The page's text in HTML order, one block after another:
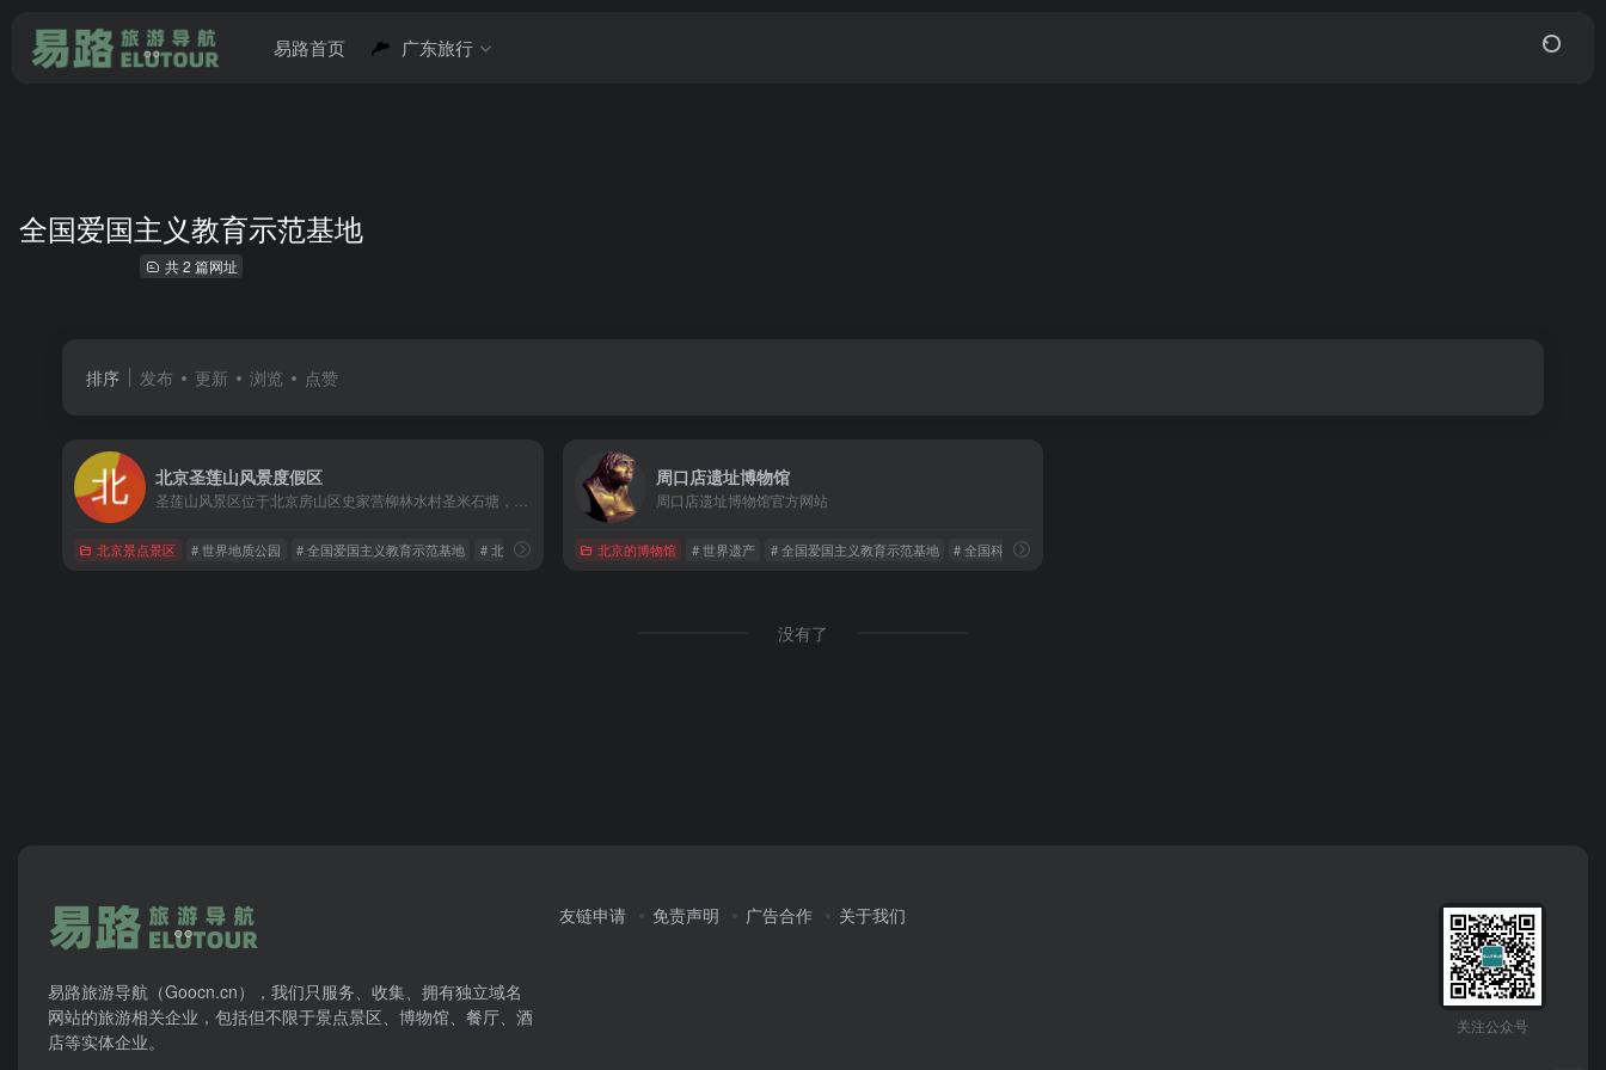
易路首页 广东旅行
全国爱国主义教育示范基地
共 2 篇网址
排序 发布 更新 浏览 点赞
北京圣莲山风景度假区
北京景点景区 # 世界地质公园 # 全国爱国主义教育示范基地 # 北京 AAAA 景区
周口店遗址博物馆
周口店遗址博物馆官方网站
北京的博物馆 # 世界遗产 # 全国爱国主义教育示范基地 # 全国科普教育基地
没有了
易路旅游导航（Goocn.cn），我们只服务、收集、拥有独立域名
网站的旅游相关企业，包括但不限于景点景区、博物馆、餐厅、酒
店等实体企业。
友链申请 免责声明 广告合作 关于我们
关注公众号